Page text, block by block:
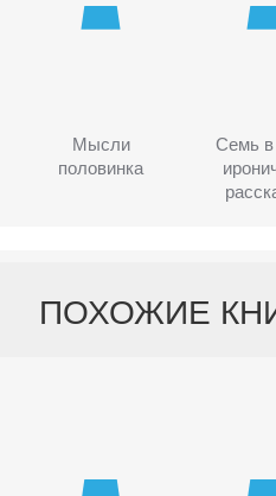
Мысли
половинка
Семь
ПОХОЖИЕ